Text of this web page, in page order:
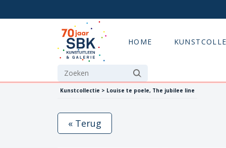
HOME
Kunstcollectie > Louise te poele, The jubilee line
« Terug